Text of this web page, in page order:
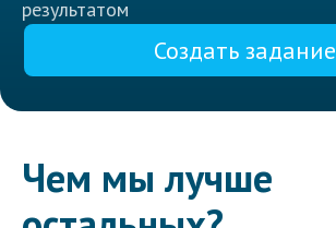
результатом
Создать задание
Чем мы лучше